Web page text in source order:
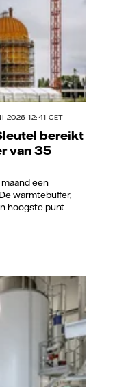
2026 12:41 CET
bereikt
van 35
een
warmtebuffer,
hoogste punt